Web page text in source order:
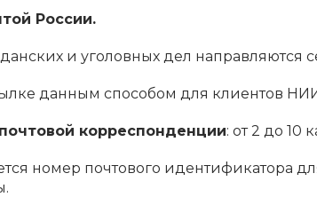
России.
и уголовных дел направляются
данным способом для клиентов
корреспонденции: от 2 до 10
номер почтового идентификатора